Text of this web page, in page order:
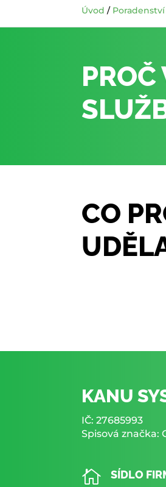
Úvod / Poradenství
CO
KANU
IČ: 27685993
Spisová značka:
 SÍDLO